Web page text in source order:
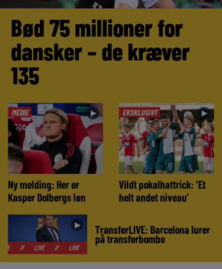
Bød 75 millioner for
dansker – de kræver
135
MEDIE ►
Ny melding: Her er
Kasper Dolbergs løn
EKSKLUSIVT ►
Vildt pokalhattrick: ‘Et
helt andet niveau’
►
LIVE LIVE LIVE //
TransferLIVE: Barcelona lurer
på transferbombe